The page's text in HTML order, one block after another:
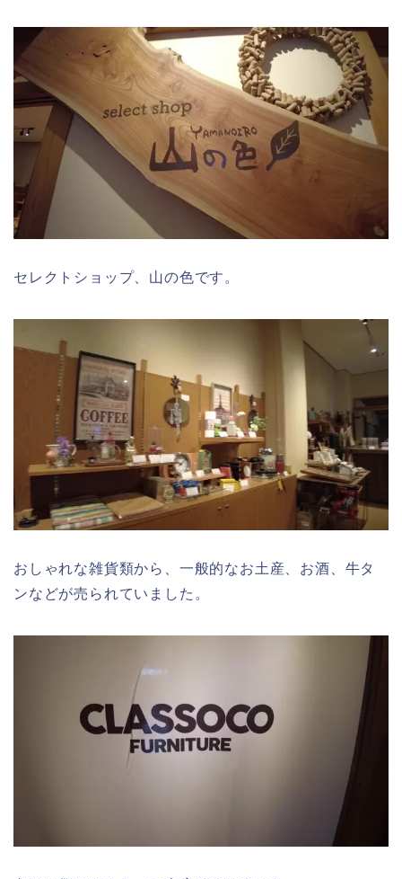
セレクトショップ、山の色です。
おしゃれな雑貨類から、一般的なお土産、お酒、牛タ
ンなどが売られていました。